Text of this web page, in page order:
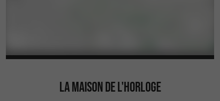
LA MAISON DE L'HORLOGE